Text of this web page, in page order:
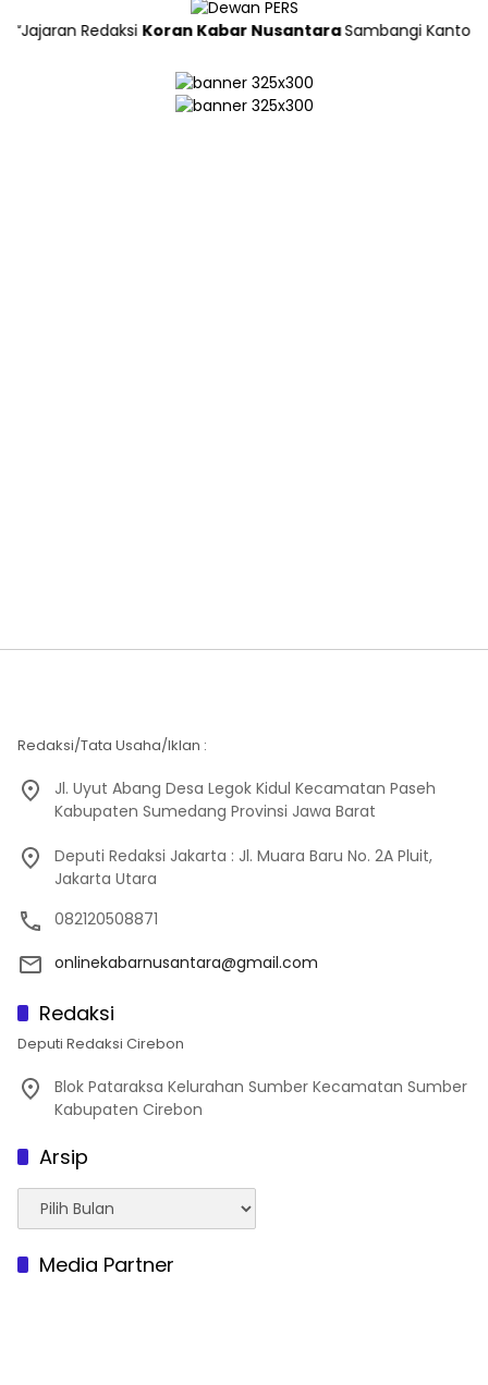
RedaksiKoran Kabar NusantaraSambangi Kantor Dewan
Redaksi/Tata Usaha/Iklan :
Jl. Uyut Abang Desa Legok Kidul Kecamatan Paseh
Kabupaten Sumedang Provinsi Jawa Barat
Deputi Redaksi Jakarta : Jl. Muara Baru No. 2A Pluit,
Jakarta Utara
082120508871
onlinekabarnusantara@gmail.com
Redaksi
Deputi Redaksi Cirebon
Blok Pataraksa Kelurahan Sumber Kecamatan Sumber
Kabupaten Cirebon
Arsip
Arsip
Media Partner